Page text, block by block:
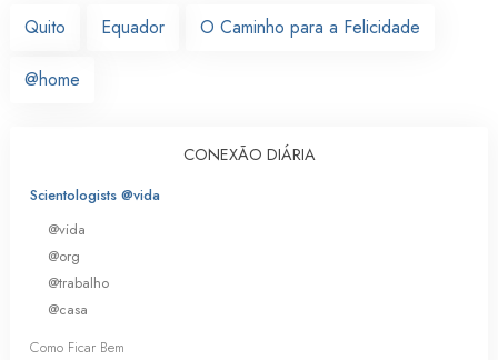
Quito
Equador O Caminho para a Felicidade
@home
CONEXÃO DIÁRIA
Scientologists @vida
@vida
@org
@trabalho
@casa
Como Ficar Bem